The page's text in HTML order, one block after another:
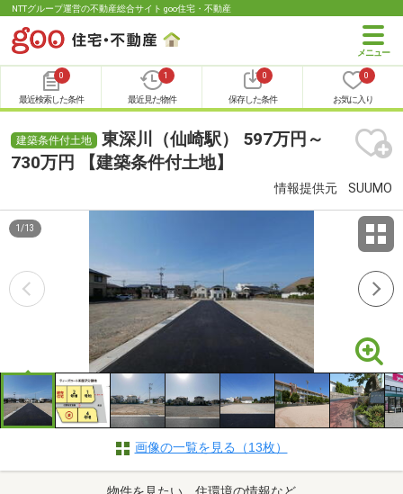
NTTグループ運営の不動産総合サイト goo住宅・不動産
0
最近検索した条件
1
最近見た物件
0
保存した条件
0
お気に入り
建築条件付土地
東深川（仙崎駅） 597万円～
730万円 【建築条件付土地】
情報提供元 SUUMO
1 /13
画像の一覧を見る（13枚）